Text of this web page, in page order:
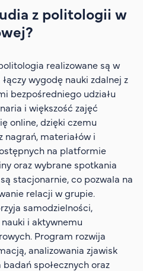
z politologii w
realizowane są w
wygodę nauki zdalnej z
bezpośredniego udziału
i większość zajęć
online, dzięki czemu
nagrań, materiałów i
na platformie
oraz wybrane spotkania
stacjonarnie, co pozwala na
relacji w grupie.
samodzielności,
i aktywnemu
Program rozwija
analizowania zjawisk
społecznych oraz